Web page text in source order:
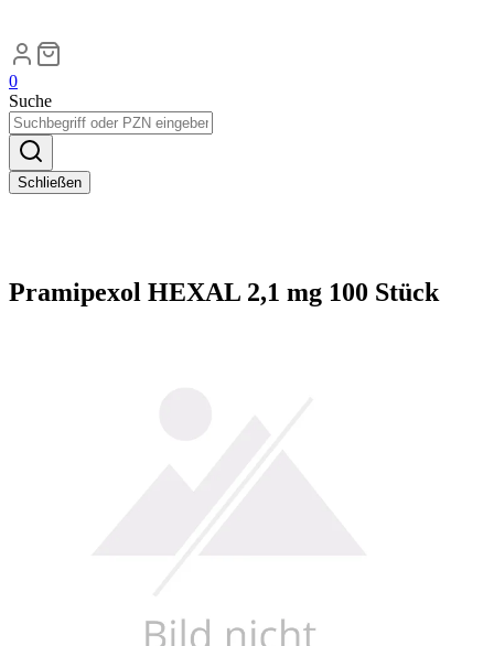
0
Suche
Schließen
Pramipexol HEXAL 2,1 mg 100 Stück